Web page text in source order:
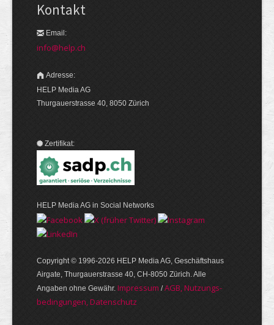
Kontakt
Email:
info@help.ch
Adresse:
HELP Media AG
Thurgauerstrasse 40, 8050 Zürich
Zertifikat:
HELP Media AG in Social Networks
Copyright © 1996-2026 HELP Media AG, Geschäftshaus
Airgate, Thurgauer­strasse 40, CH-8050 Zürich. Alle
Angaben ohne Gewähr. Im­pres­sum /AGB, Nut­zungs­
bedin­gungen, Daten­schutz